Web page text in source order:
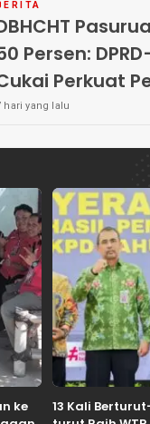
Persen:
Perkuat
hari yang lalu
ke
13 Kali